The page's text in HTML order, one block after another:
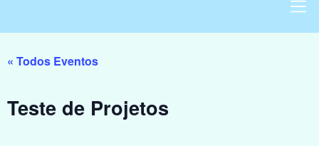
« Todos Eventos
Teste de Projetos